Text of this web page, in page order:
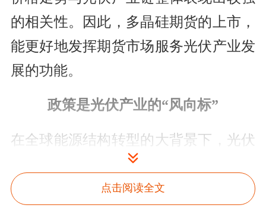
的相关性。因此，多晶硅期货的上市，
能更好地发挥期货市场服务光伏产业发
展的功能。
政策是光伏产业的“风向标”
在全球能源结构转型的大背景下，光伏
产业作为清洁能源的重要组成部分，其
发展受到国家层面的高度重视。近年
点击阅读全文